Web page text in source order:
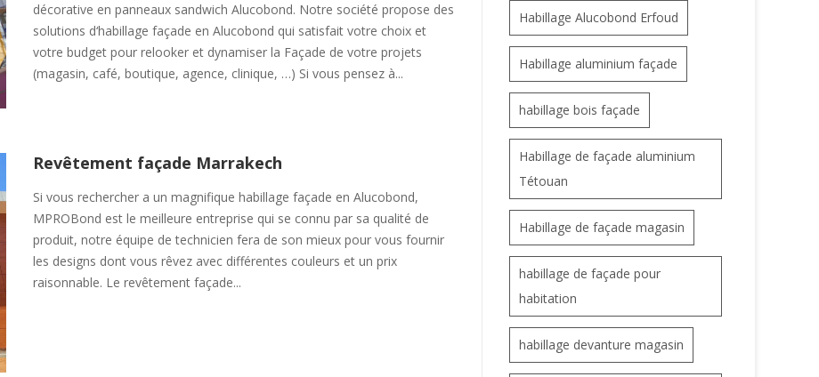
décorative en panneaux sandwich Alucobond. Notre société propose des
solutions d‘habillage façade en Alucobond qui satisfait votre choix et
votre budget pour relooker et dynamiser la Façade de votre projets
(magasin, café, boutique, agence, clinique, …) Si vous pensez à...
Revêtement façade Marrakech
Si vous rechercher a un magnifique habillage façade en Alucobond,
MPROBond est le meilleure entreprise qui se connu par sa qualité de
produit, notre équipe de technicien fera de son mieux pour vous fournir
les designs dont vous rêvez avec différentes couleurs et un prix
raisonnable. Le revêtement façade...
Habillage Alucobond Erfoud
Habillage aluminium façade
habillage bois façade
Habillage de façade aluminium
Tétouan
Habillage de façade magasin
habillage de façade pour
habitation
habillage devanture magasin